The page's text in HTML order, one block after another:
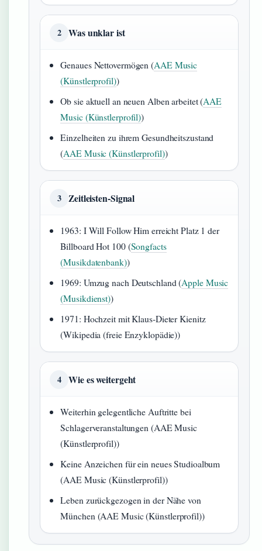
2 Was unklar ist
Genaues Nettovermögen (AAE Music
(Künstlerprofil))
Ob sie aktuell an neuen Alben arbeitet (AAE
Music (Künstlerprofil))
Einzelheiten zu ihrem Gesundheitszustand
(AAE Music (Künstlerprofil))
3 Zeitleisten-Signal
1963: I Will Follow Him erreicht Platz 1 der
Billboard Hot 100 (Songfacts
(Musikdatenbank))
1969: Umzug nach Deutschland (Apple Music
(Musikdienst))
1971: Hochzeit mit Klaus-Dieter Kienitz
(Wikipedia (freie Enzyklopädie))
4 Wie es weitergeht
Weiterhin gelegentliche Auftritte bei
Schlagerveranstaltungen (AAE Music
(Künstlerprofil))
Keine Anzeichen für ein neues Studioalbum
(AAE Music (Künstlerprofil))
Leben zurückgezogen in der Nähe von
München (AAE Music (Künstlerprofil))